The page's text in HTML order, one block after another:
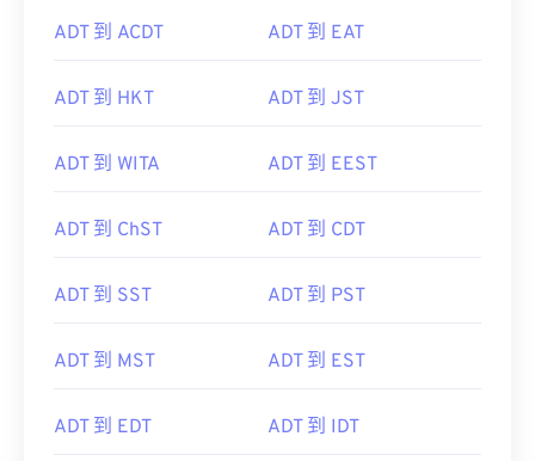
ADT 到 ACDT ADT 到 EAT
ADT 到 HKT ADT 到 JST
ADT 到 WITA ADT 到 EEST
ADT 到 ChST ADT 到 CDT
ADT 到 SST ADT 到 PST
ADT 到 MST ADT 到 EST
ADT 到 EDT ADT 到 IDT